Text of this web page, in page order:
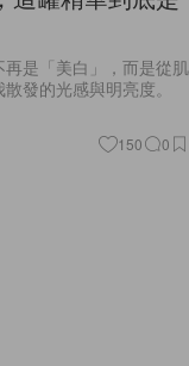
是「美白」，而是從肌
發的光感與明亮度。
150 0